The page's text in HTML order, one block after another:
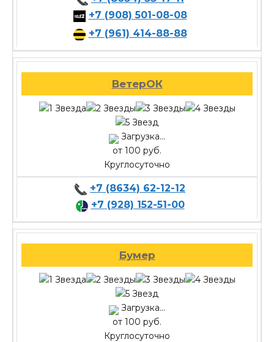
+7 (908) 501-08-08
+7 (961) 414-88-88
ВетерОК
Загрузка...
от 100 руб.
Круглосуточно
+7 (8634) 62-12-12
+7 (928) 152-51-00
Бумер
Загрузка...
от 100 руб.
Круглосуточно